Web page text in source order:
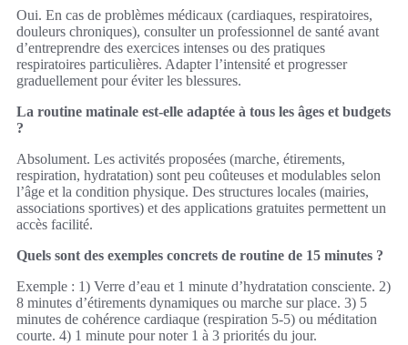
Oui. En cas de problèmes médicaux (cardiaques, respiratoires,
douleurs chroniques), consulter un professionnel de santé avant
d’entreprendre des exercices intenses ou des pratiques
respiratoires particulières. Adapter l’intensité et progresser
graduellement pour éviter les blessures.
La routine matinale est‑elle adaptée à tous les âges et budgets
?
Absolument. Les activités proposées (marche, étirements,
respiration, hydratation) sont peu coûteuses et modulables selon
l’âge et la condition physique. Des structures locales (mairies,
associations sportives) et des applications gratuites permettent un
accès facilité.
Quels sont des exemples concrets de routine de 15 minutes ?
Exemple : 1) Verre d’eau et 1 minute d’hydratation consciente. 2)
8 minutes d’étirements dynamiques ou marche sur place. 3) 5
minutes de cohérence cardiaque (respiration 5‑5) ou méditation
courte. 4) 1 minute pour noter 1 à 3 priorités du jour.